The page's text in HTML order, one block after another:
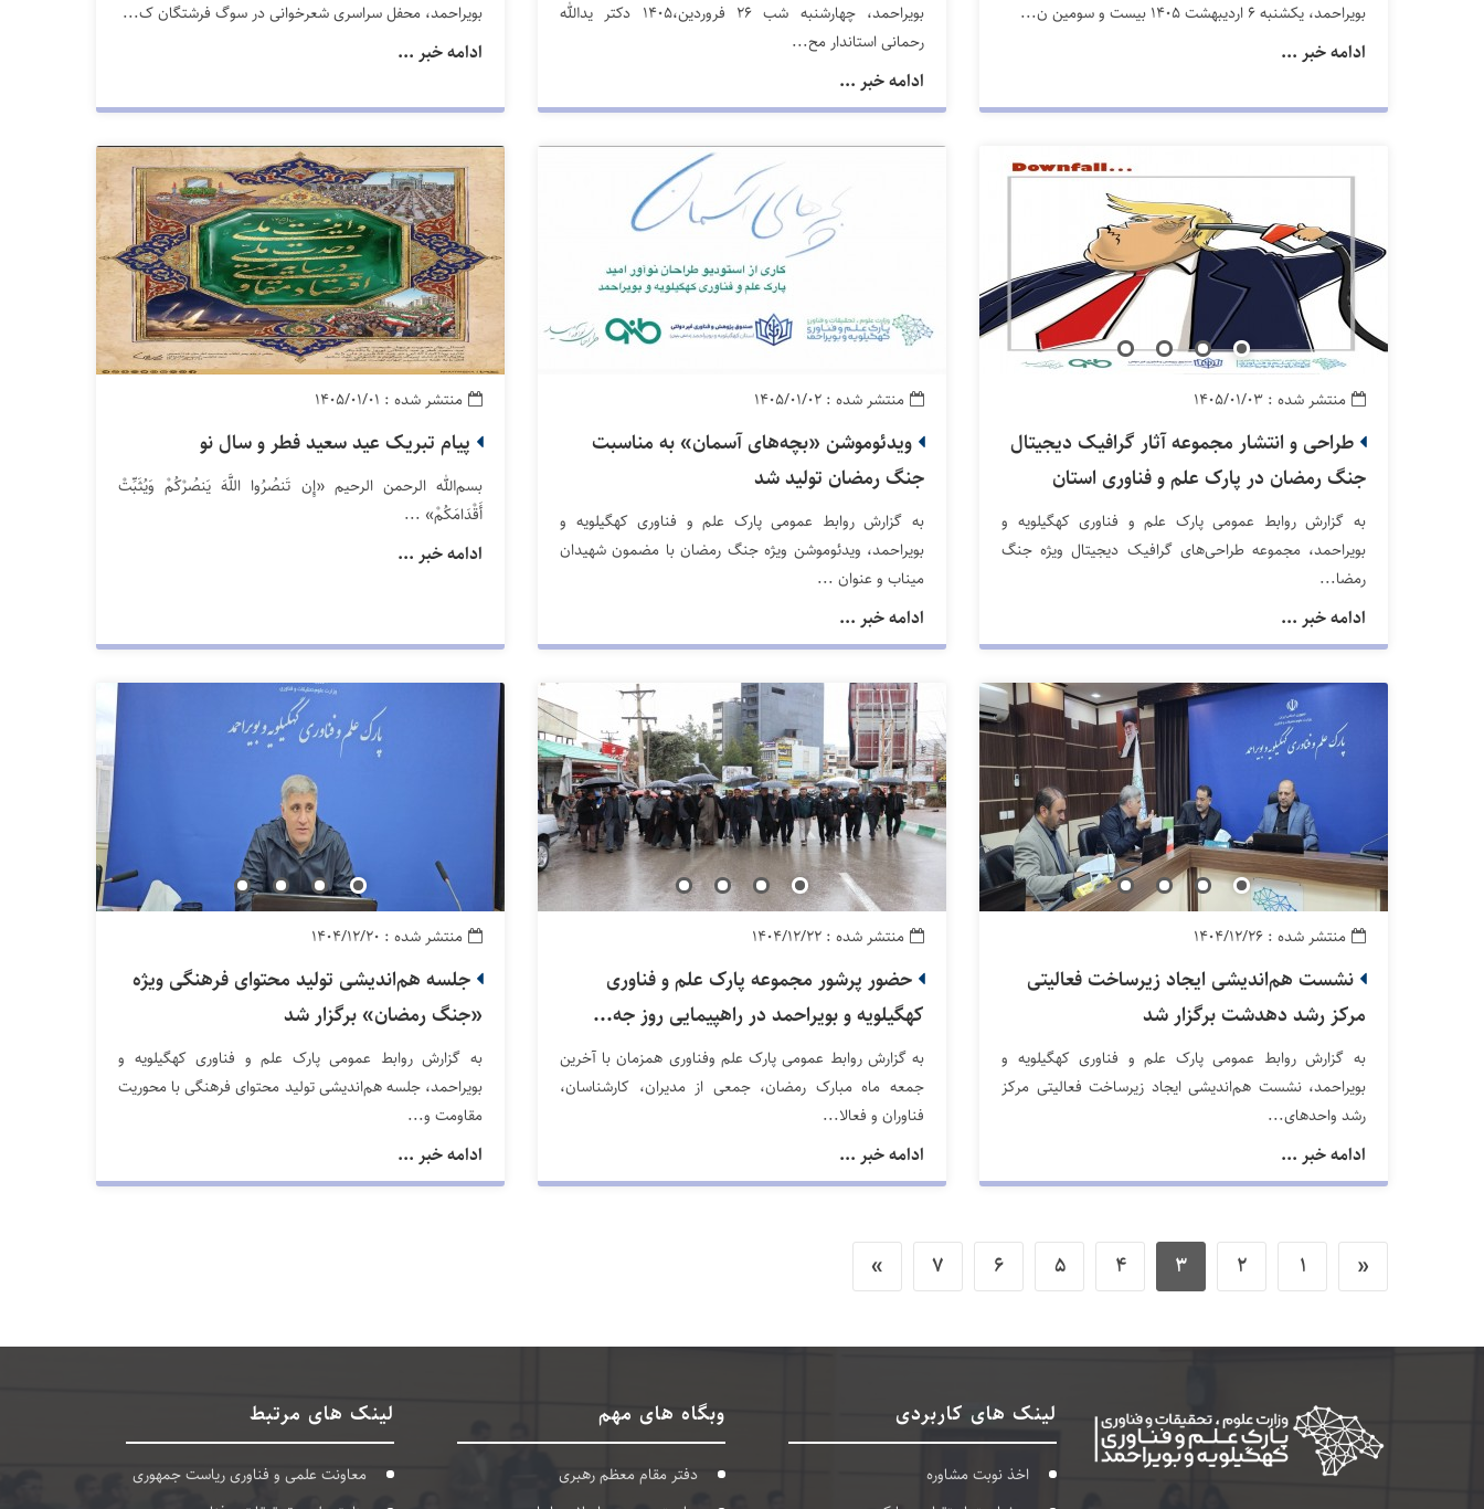
بویراحمد، یکشنبه ۶ اردیبهشت ۱۴۰۵ بیست‌ و سومین ن...
ادامه خبر ...
بویراحمد، چهارشنبه شب ۲۶ فروردین،۱۴۰۵ دکتر یدالله
رحمانی استاندار مح...
ادامه خبر ...
بویراحمد، محفل سراسری شعرخوانی در سوگ فرشتگان ک...
ادامه خبر ...
منتشر شده : ۱۴۰۵/۰۱/۰۳
طراحی و انتشار مجموعه آثار گرافیک دیجیتال
جنگ رمضان در پارک علم و فناوری استان
به گزارش روابط عمومی پارک علم و فناوری کهگیلویه و
بویراحمد، مجموعه طراحی‌های گرافیک دیجیتال ویژه جنگ
رمضا...
ادامه خبر ...
منتشر شده : ۱۴۰۵/۰۱/۰۲
ویدئوموشن «بچه‌های آسمان» به مناسبت
جنگ رمضان تولید شد
به گزارش روابط عمومی پارک علم و فناوری کهگیلویه و
بویراحمد، ویدئوموشن ویژه جنگ رمضان با مضمون شهیدان
میناب و عنوان ...
ادامه خبر ...
منتشر شده : ۱۴۰۵/۰۱/۰۱
پیام تبریک عید سعید فطر و سال نو
بسم‌الله الرحمن الرحیم «إِن تَنصُرُوا اللَّهَ یَنصُرْکُمْ وَیُثَبِّتْ
أَقْدَامَکُمْ» ...
ادامه خبر ...
منتشر شده : ۱۴۰۴/۱۲/۲۶
نشست هم‌اندیشی ایجاد زیرساخت فعالیتی
مرکز رشد دهدشت برگزار شد
به گزارش روابط عمومی پارک علم و فناوری کهگیلویه و
بویراحمد، نشست هم‌اندیشی ایجاد زیرساخت فعالیتی مرکز
رشد واحدهای...
ادامه خبر ...
منتشر شده : ۱۴۰۴/۱۲/۲۲
حضور پرشور مجموعه پارک علم و فناوری
کهگیلویه و بویراحمد در راهپیمایی روز جه...
به گزارش روابط عمومی پارک علم وفناوری همزمان با آخرین
جمعه ماه مبارک رمضان، جمعی از مدیران، کارشناسان،
فناوران و فعالا...
ادامه خبر ...
منتشر شده : ۱۴۰۴/۱۲/۲۰
جلسه هم‌اندیشی تولید محتوای فرهنگی ویژه
«جنگ رمضان» برگزار شد
به گزارش روابط عمومی پارک علم و فناوری کهگیلویه و
بویراحمد، جلسه هم‌اندیشی تولید محتوای فرهنگی با محوریت
مقاومت و...
ادامه خبر ...
«
1
2
3
4
5
6
7
»
لینک های کاربردی
اخذ نوبت مشاوره
وبگاه های مهم
دفتر مقام معظم رهبری
لینک های مرتبط
معاونت علمی و فناوری ریاست جمهوری